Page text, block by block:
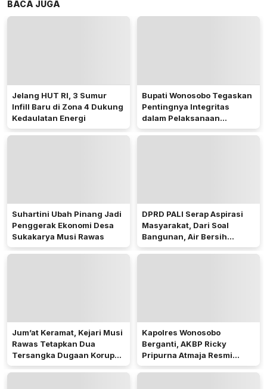
BACA JUGA
Jelang HUT RI, 3 Sumur
Infill Baru di Zona 4 Dukung
Kedaulatan Energi
Bupati Wonosobo Tegaskan
Pentingnya Integritas
dalam Pelaksanaan
Pilkades 2026
Suhartini Ubah Pinang Jadi
Penggerak Ekonomi Desa
Sukakarya Musi Rawas
DPRD PALI Serap Aspirasi
Masyarakat, Dari Soal
Bangunan, Air Bersih
Hingga Pergub Seismik
Jum’at Keramat, Kejari Musi
Rawas Tetapkan Dua
Tersangka Dugaan Korupsi
Dana PSR
Kapolres Wonosobo
Berganti, AKBP Ricky
Pripurna Atmaja Resmi
Menjabat